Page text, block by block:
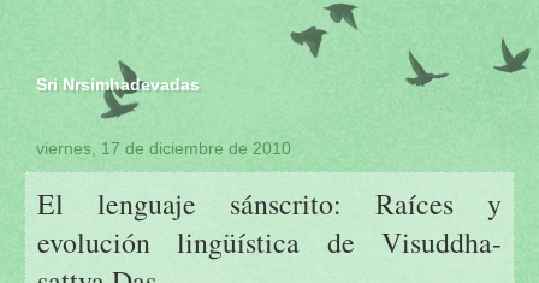
Sri Nrsimhadevadas
viernes, 17 de diciembre de 2010
El lenguaje sánscrito: Raíces y
evolución lingüística de Visuddha-